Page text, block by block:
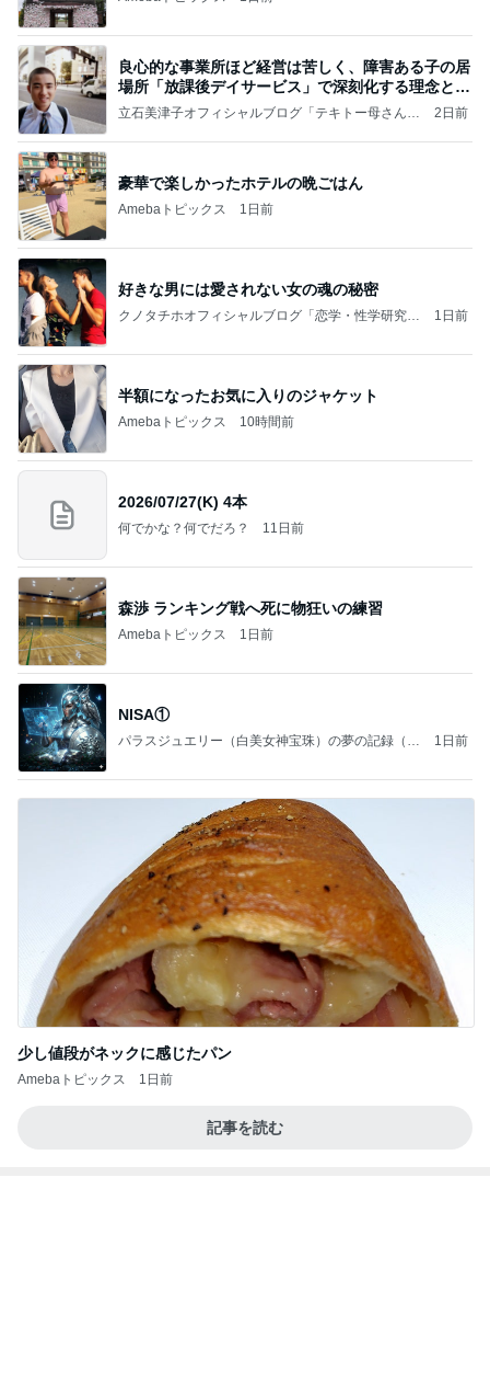
良心的な事業所ほど経営は苦しく、障害ある子の居
場所「放課後デイサービス」で深刻化する理念と現
実の
立石美津子オフィシャルブログ「テキトー母さんの
2日前
豪華で楽しかったホテルの晩ごはん
Amebaトピックス 1日前
好きな男には愛されない女の魂の秘密
クノタチホオフィシャルブログ「恋学・性学研究
1日前
半額になったお気に入りのジャケット
Amebaトピックス 10時間前
2026/07/27(K) 4本
何でかな？何でだろ？ 11日前
森渉 ランキング戦へ死に物狂いの練習
Amebaトピックス 1日前
NISA①
パラスジュエリー（白美女神宝珠）の夢の記録（続
1日前
少し値段がネックに感じたパン
Amebaトピックス 1日前
記事を読む